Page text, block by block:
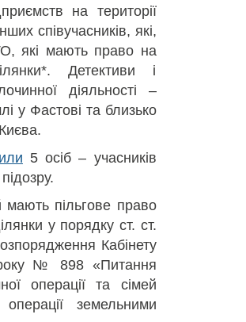
на території
співучасників, які,
які мають право на
Детективи і
діяльності –
у Фастові та близько
5 осіб – учасників
мають пільгове право
у порядку ст. ст.
Кабінету
року № 898 «Питання
операції та сімей
операції земельними